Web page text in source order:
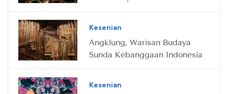
Kesenian
Angklung, Warisan Budaya
Sunda Kebanggaan Indonesia
Kesenian